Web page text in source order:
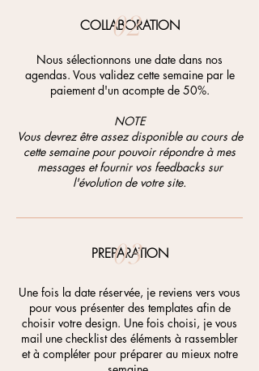
COLLABORATION
02
Nous sélectionnons une date dans nos
agendas. Vous validez cette semaine par le
paiement d'un acompte de 50%.
NOTE
Vous devrez être assez disponible au cours de
cette semaine pour pouvoir répondre à mes
messages et fournir vos feedbacks sur
l'évolution de votre site.
PREPARATION
03
Une fois la date réservée, je reviens vers vous
pour vous présenter des templates afin de
choisir votre design. Une fois choisi, je vous
mail une checklist des éléments à rassembler
et à compléter pour préparer au mieux notre